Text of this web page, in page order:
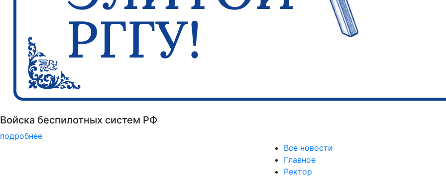
Психологическая служба РГГУ
подробнее
Previous
Все новости
Главное
Ректор